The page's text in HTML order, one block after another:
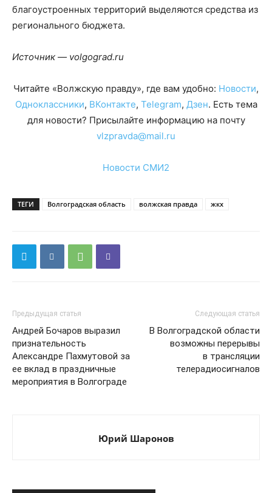
благоустроенных территорий выделяются средства из
регионального бюджета.
Источник — volgograd.ru
Читайте «Волжскую правду», где вам удобно: Новости,
Одноклассники, ВКонтакте, Telegram, Дзен. Есть тема
для новости? Присылайте информацию на почту
vlzpravda@mail.ru
Новости СМИ2
ТЕГИ Волгоградская область волжская правда жкх
Предыдущая статья
Андрей Бочаров выразил
признательность
Александре Пахмутовой за
ее вклад в праздничные
мероприятия в Волгограде
Следующая статья
В Волгоградской области
возможны перерывы
в трансляции
телерадиосигналов
Юрий Шаронов